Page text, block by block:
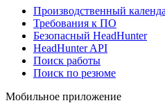
Производственный
Требования к ПО
Безопасный HeadHunter
HeadHunter API
Поиск работы
Поиск по резюме
Мобильное приложение